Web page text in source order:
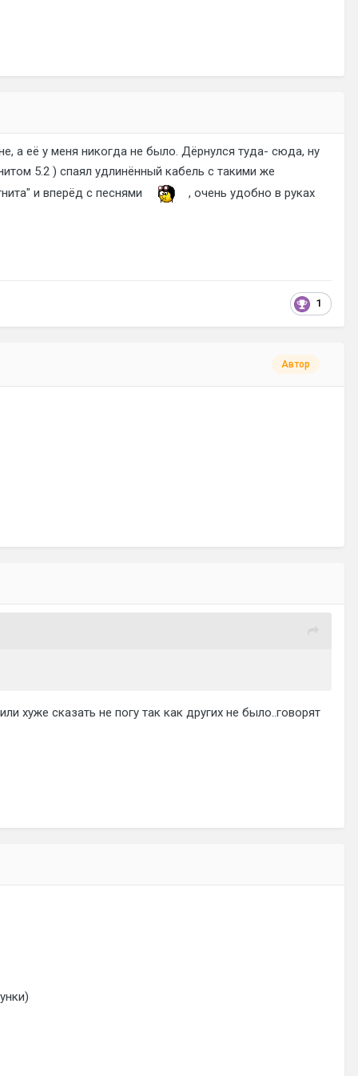
а её у меня никогда не было. Дёрнулся туда- сюда, ну
5.2 ) спаял удлинённый кабель с такими же
и вперёд с песнями
, очень удобно в руках
1
Автор
хуже сказать не погу так как других не было..говорят